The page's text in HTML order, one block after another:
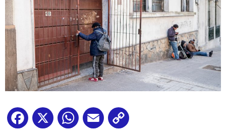
Facebook
X WhatsApp
Email